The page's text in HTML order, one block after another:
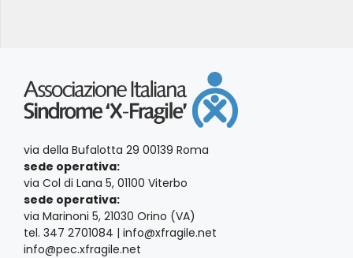
via della Bufalotta 29 00139 Roma
sede operativa:
via Col di Lana 5, 01100 Viterbo
sede operativa:
via Marinoni 5, 21030 Orino (VA)
tel. 347 2701084 | info@xfragile.net
info@pec.xfragile.net